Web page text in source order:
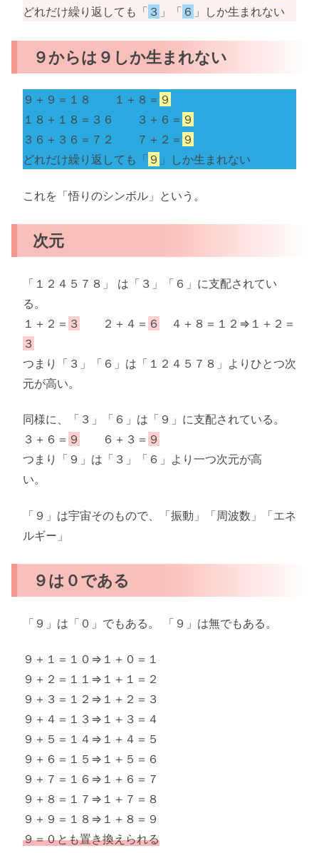
どれだけ繰り返しても「 ３ 」「 ６ 」しか生まれない
９からは９しか生まれない
９＋９＝１８ １＋８＝ ９
１８＋１８＝３６ ３＋６＝ ９
３６＋３６＝７２ ７＋２＝ ９
どれだけ繰り返しても「 ９ 」しか生まれない
これを「悟りのシンボル」という。
次元
「１２４５７８」 は「３」「６」に支配されてい
る。
１＋２＝ ３ ２＋４＝ ６
４＋８＝１２⇒１＋２＝
３
つまり「３」「６」は「１２４５７８」よりひとつ次
元が高い。
同様に、「３」「６」は「９」に支配されている。
３＋６＝ ９ ６＋３＝ ９
つまり「９」は「３」「６」より一つ次元が高
い。
「９」は宇宙そのもので、「振動」「周波数」「エネ
ルギー」
９は０である
「９」は「０」でもある。 「９」は無でもある。
９＋１＝１０⇒１＋０＝１
９＋２＝１１⇒１＋１＝２
９＋３＝１２⇒１＋２＝３
９＋４＝１３⇒１＋３＝４
９＋５＝１４⇒１＋４＝５
９＋６＝１５⇒１＋５＝６
９＋７＝１６⇒１＋６＝７
９＋８＝１７⇒１＋７＝８
９＋９＝１８⇒１＋８＝９
９＝０とも置き換えられる